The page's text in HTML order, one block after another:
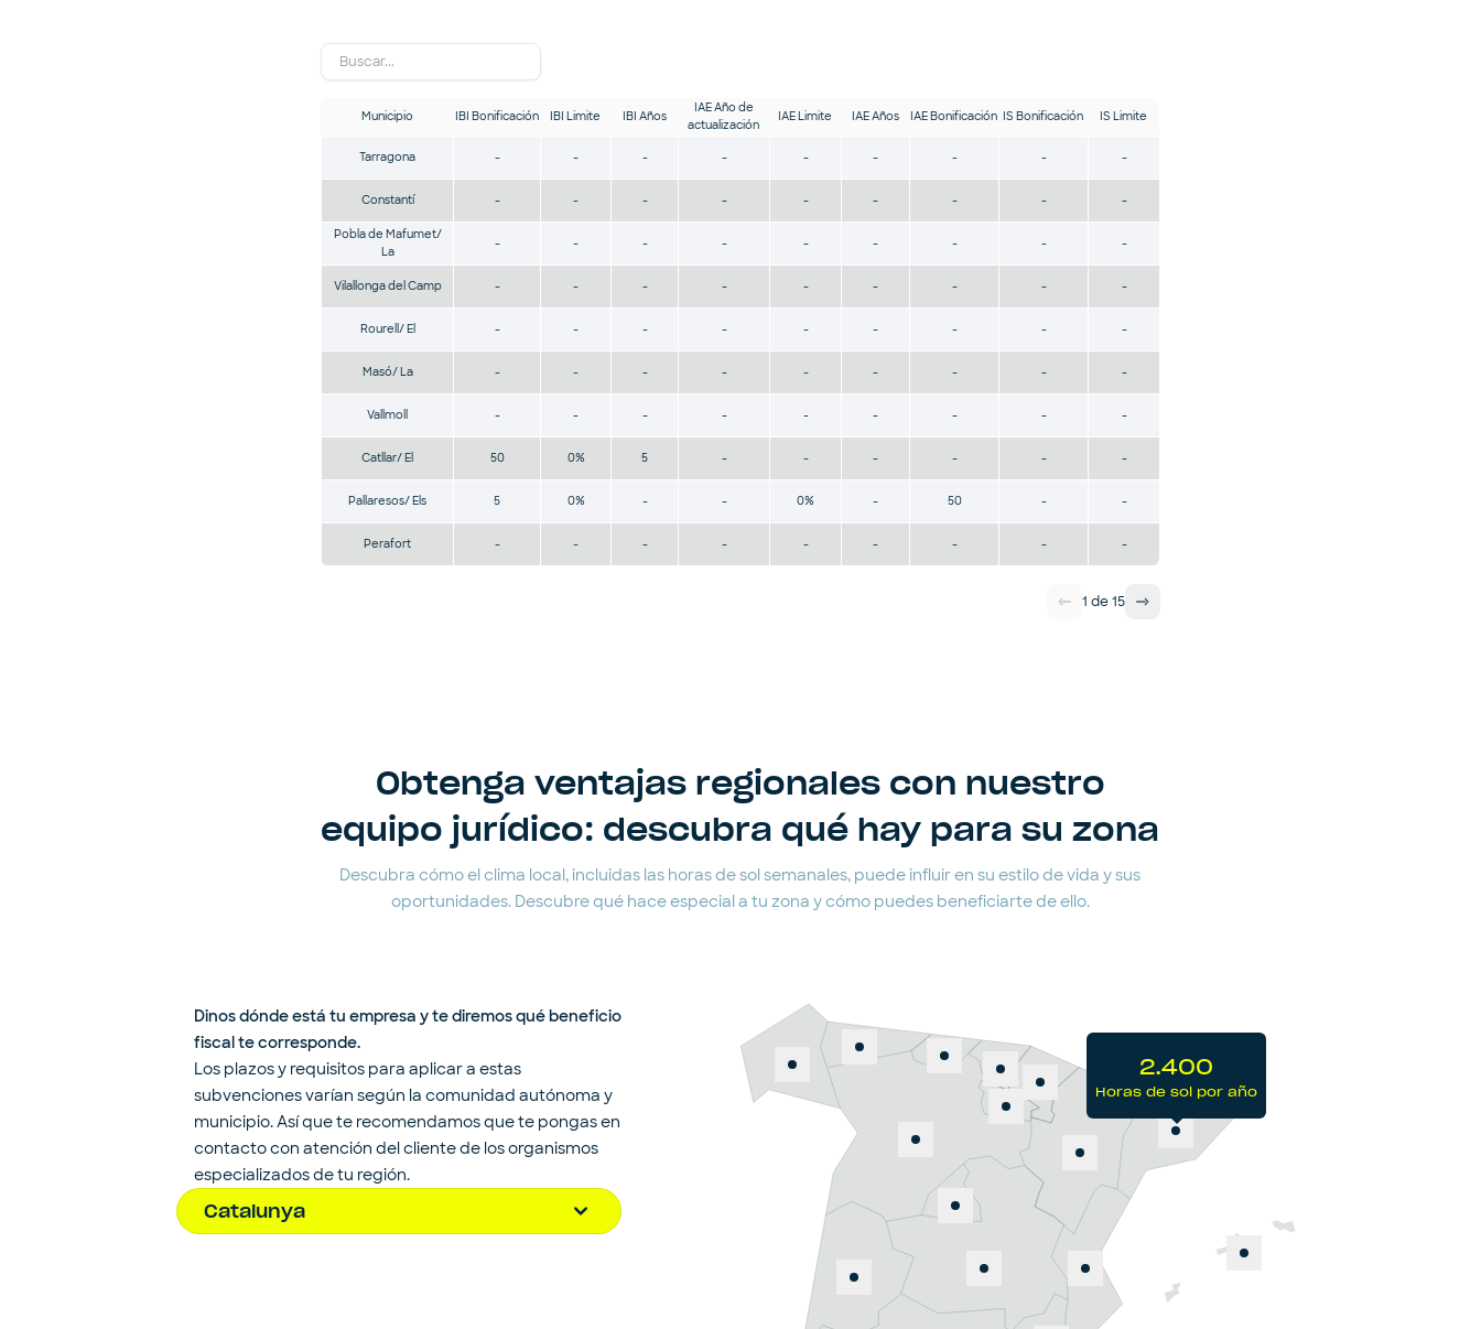
Municipio IBI Bonificación IBI Limite IBI Años
IAE Año de
actualización
IAE Limite IAE Años IAE Bonificación IS Bonificación IS Limite
Tarragona - - - - - - - - -
Constantí - - - - - - - - -
Pobla de Mafumet/
La
- - - - - - - - -
Vilallonga del Camp - - - - - - - - -
Rourell/ El - - - - - - - - -
Masó/ La - - - - - - - - -
Vallmoll - - - - - - - - -
Catllar/ El 50 0% 5 - - - - - -
Pallaresos/ Els 5 0% - - 0% - 50 - -
Perafort - - - - - - - - -
1 de 15
Obtenga ventajas regionales con nuestro
equipo jurídico: descubra qué hay para su zona
Descubra cómo el clima local, incluidas las horas de sol semanales, puede influir en su estilo de vida y sus
oportunidades. Descubre qué hace especial a tu zona y cómo puedes beneficiarte de ello.
Dinos dónde está tu empresa y te diremos qué beneficio
fiscal te corresponde.
Los plazos y requisitos para aplicar a estas
subvenciones varían según la comunidad autónoma y
municipio. Así que te recomendamos que te pongas en
contacto con atención del cliente de los organismos
especializados de tu región.
Catalunya
2.400
Horas de sol por año
2.400
Horas de sol por año